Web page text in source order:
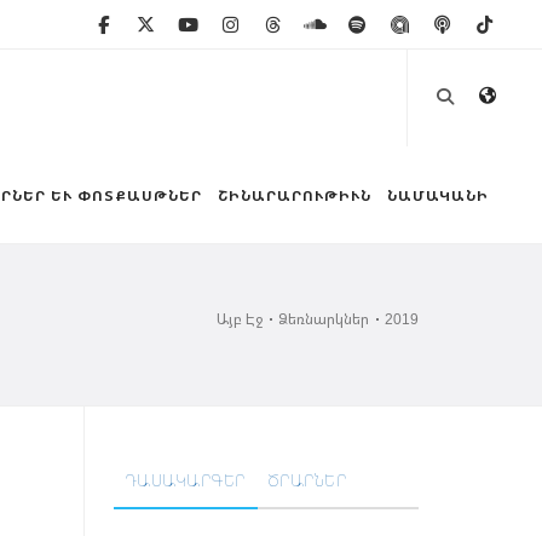
ԵՒ ՓՈՏՔԱՍԹՆԵՐ ՇԻՆԱՐԱՐՈՒԹԻՒՆ ՆԱՄԱԿԱՆԻ
Այբ Էջ Ձեռնարկներ 2019
ԴԱՍԱԿԱՐԳԵՐ ԾՐԱՐՆԵՐ